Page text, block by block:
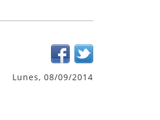
Lunes, 08/09/2014